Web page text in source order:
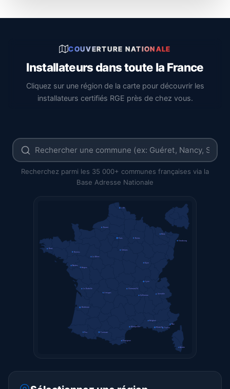
COUVERTURE NATIONALE
Installateurs dans toute la France
Cliquez sur une région de la carte pour découvrir les
installateurs certifiés RGE près de chez vous.
Recherchez parmi les 35 000+ communes françaises via la
Base Adresse Nationale
Paris
Lyon
Marseille
Toulouse
Nice
Nantes
Montpellier
Strasbourg
Bordeaux
Lille
Rennes
Reims
Dijon
Clermont-Fd
Grenoble
Rouen
Brest
Angers
Le Mans
Orléans
Metz
Limoges
La Rochelle
Pau
Avignon
St-Étienne
Perpignan
Toulon
Ajaccio